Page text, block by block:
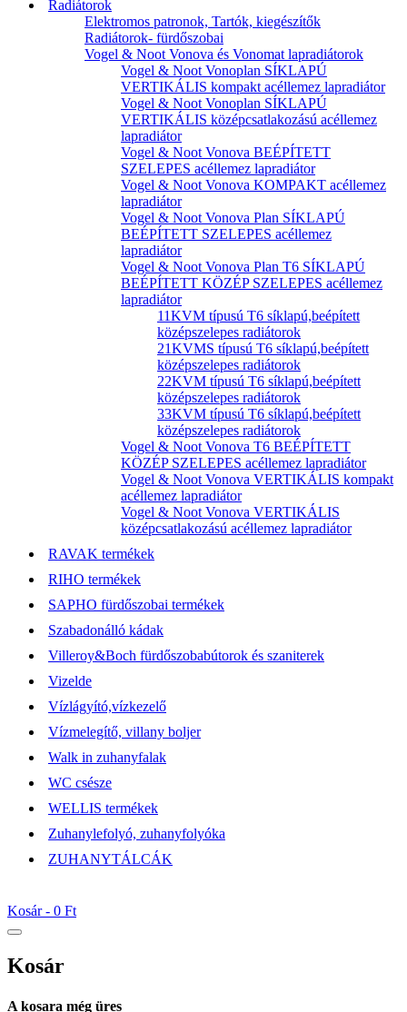
Radiátorok
Elektromos patronok, Tartók, kiegészítők
Radiátorok- fürdőszobai
Vogel & Noot Vonova és Vonomat lapradiátorok
Vogel & Noot Vonoplan SÍKLAPÚ
VERTIKÁLIS kompakt acéllemez lapradiátor
Vogel & Noot Vonoplan SÍKLAPÚ
VERTIKÁLIS középcsatlakozású acéllemez
lapradiátor
Vogel & Noot Vonova BEÉPÍTETT
SZELEPES acéllemez lapradiátor
Vogel & Noot Vonova KOMPAKT acéllemez
lapradiátor
Vogel & Noot Vonova Plan SÍKLAPÚ
BEÉPÍTETT SZELEPES acéllemez
lapradiátor
Vogel & Noot Vonova Plan T6 SÍKLAPÚ
BEÉPÍTETT KÖZÉP SZELEPES acéllemez
lapradiátor
11KVM típusú T6 síklapú,beépített
középszelepes radiátorok
21KVMS típusú T6 síklapú,beépített
középszelepes radiátorok
22KVM típusú T6 síklapú,beépített
középszelepes radiátorok
33KVM típusú T6 síklapú,beépített
középszelepes radiátorok
Vogel & Noot Vonova T6 BEÉPÍTETT
KÖZÉP SZELEPES acéllemez lapradiátor
Vogel & Noot Vonova VERTIKÁLIS kompakt
acéllemez lapradiátor
Vogel & Noot Vonova VERTIKÁLIS
középcsatlakozású acéllemez lapradiátor
RAVAK termékek
RIHO termékek
SAPHO fürdőszobai termékek
Szabadonálló kádak
Villeroy&Boch fürdőszobabútorok és szaniterek
Vizelde
Vízlágyító,vízkezelő
Vízmelegítő, villany boljer
Walk in zuhanyfalak
WC csésze
WELLIS termékek
Zuhanylefolyó, zuhanyfolyóka
ZUHANYTÁLCÁK
Kosár - 0 Ft
Kosár
A kosara még üres